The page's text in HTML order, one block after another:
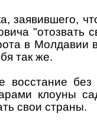
заявившего,
"отозвать
в Молдавии
так же.
восстание
клоуны
свои страны.